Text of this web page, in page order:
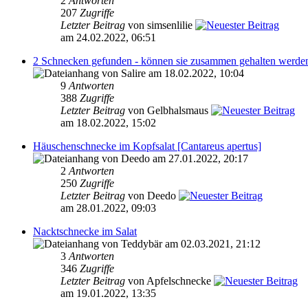
207 Zugriffe
Letzter Beitrag von simsenlilie
am 24.02.2022, 06:51
2 Schnecken gefunden - können sie zusammen gehalten
von Salire am 18.02.2022, 10:04
9 Antworten
388 Zugriffe
Letzter Beitrag von Gelbhalsmaus
am 18.02.2022, 15:02
Häuschenschnecke im Kopfsalat [Cantareus apertus]
von Deedo am 27.01.2022, 20:17
2 Antworten
250 Zugriffe
Letzter Beitrag von Deedo
am 28.01.2022, 09:03
Nacktschnecke im Salat
von Teddybär am 02.03.2021, 21:12
3 Antworten
346 Zugriffe
Letzter Beitrag von Apfelschnecke
am 19.01.2022, 13:35